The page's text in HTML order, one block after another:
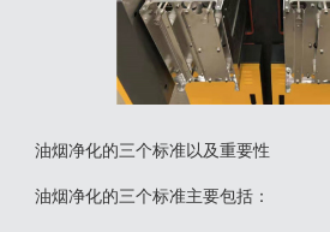
油烟净化的三个标准以及重要性
‌油烟净化的三个标准‌主要包括：‌